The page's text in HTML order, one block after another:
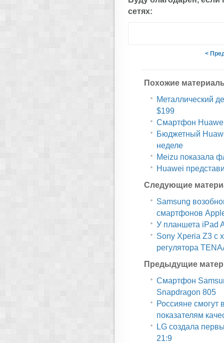
сетях:
<
Похожие
Металлический
$199
Смартфон
Бюджетный
неделе
Meizu показала
Huawei
Следующие
Samsung
смартфонов
У планшета iPad
Sony Xperia Z3 с
регулятора
Предыдущие
Смартфон
Snapdragon 805
Россияне смогут
показателям
LG создала
21:9